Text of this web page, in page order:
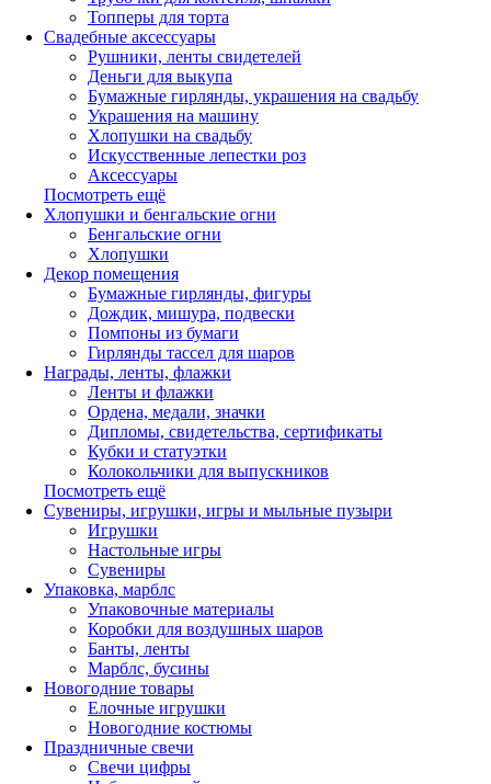
Топперы для торта
Свадебные аксессуары
Рушники, ленты свидетелей
Деньги для выкупа
Бумажные гирлянды, украшения на свадьбу
Украшения на машину
Хлопушки на свадьбу
Искусственные лепестки роз
Аксессуары
Посмотреть ещё
Хлопушки и бенгальские огни
Бенгальские огни
Хлопушки
Декор помещения
Бумажные гирлянды, фигуры
Дождик, мишура, подвески
Помпоны из бумаги
Гирлянды тассел для шаров
Награды, ленты, флажки
Ленты и флажки
Ордена, медали, значки
Дипломы, свидетельства, сертификаты
Кубки и статуэтки
Колокольчики для выпускников
Посмотреть ещё
Сувениры, игрушки, игры и мыльные пузыри
Игрушки
Настольные игры
Сувениры
Упаковка, марблс
Упаковочные материалы
Коробки для воздушных шаров
Банты, ленты
Марблс, бусины
Новогодние товары
Елочные игрушки
Новогодние костюмы
Праздничные свечи
Свечи цифры